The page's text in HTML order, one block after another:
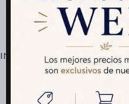
INCIENSO HEM CHAMPA -
15 Gr